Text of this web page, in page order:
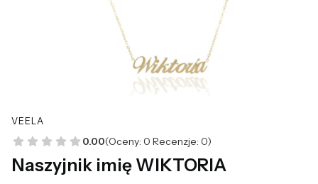
VEELA
0.00(Oceny: 0 Recenzje: 0)
Naszyjnik imię WIKTORIA